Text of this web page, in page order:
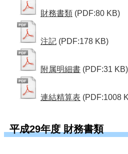
財務書類 (PDF:80 KB)
注記 (PDF:178 KB)
附属明細書 (PDF:31 KB)
連結精算表 (PDF:1008
平成29年度 財務書類